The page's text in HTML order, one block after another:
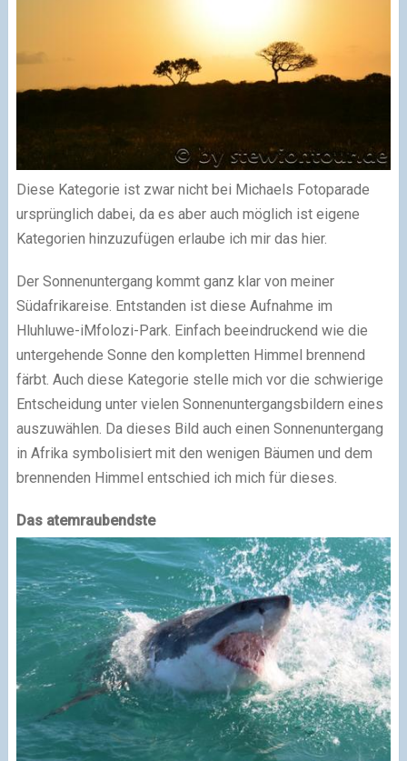
Diese Kategorie ist zwar nicht bei Michaels Fotoparade
ursprünglich dabei, da es aber auch möglich ist eigene
Kategorien hinzuzufügen erlaube ich mir das hier.
Der Sonnenuntergang kommt ganz klar von meiner
Südafrikareise. Entstanden ist diese Aufnahme im
Hluhluwe-iMfolozi-Park. Einfach beeindruckend wie die
untergehende Sonne den kompletten Himmel brennend
färbt. Auch diese Kategorie stelle mich vor die schwierige
Entscheidung unter vielen Sonnenuntergangsbildern eines
auszuwählen. Da dieses Bild auch einen Sonnenuntergang
in Afrika symbolisiert mit den wenigen Bäumen und dem
brennenden Himmel entschied ich mich für dieses.
Das atemraubendste